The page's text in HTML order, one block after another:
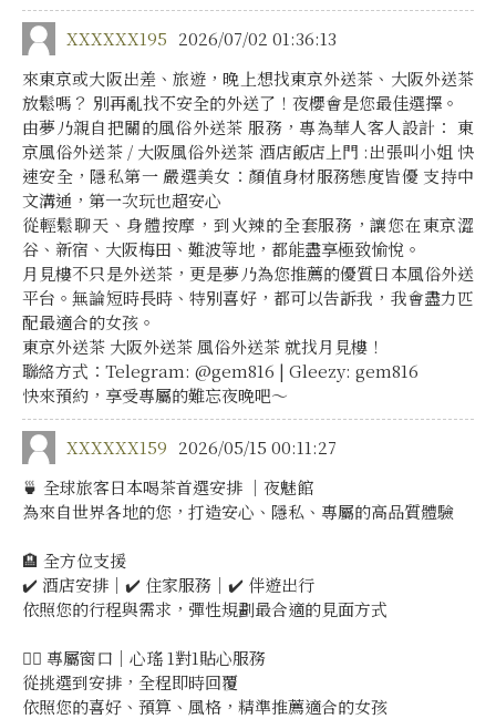
XXXXXX195 2026/07/02 01:36:13
來東京或大阪出差、旅遊，晚上想找東京外送茶、大阪外送茶
放鬆嗎？ 別再亂找不安全的外送了！夜櫻會是您最佳選擇。
由夢乃親自把關的風俗外送茶 服務，專為華人客人設計： 東
京風俗外送茶 / 大阪風俗外送茶 酒店飯店上門 :出張叫小姐 快
速安全，隱私第一 嚴選美女：顏值身材服務態度皆優 支持中
文溝通，第一次玩也超安心
從輕鬆聊天、身體按摩，到火辣的全套服務，讓您在東京澀
谷、新宿、大阪梅田、難波等地，都能盡享極致愉悅。
月見樓不只是外送茶，更是夢乃為您推薦的優質日本風俗外送
平台。無論短時長時、特別喜好，都可以告訴我，我會盡力匹
配最適合的女孩。
東京外送茶 大阪外送茶 風俗外送茶 就找月見樓！
聯絡方式：Telegram: @gem816 | Gleezy: gem816
快來預約，享受專屬的難忘夜晚吧～
XXXXXX159 2026/05/15 00:11:27
🍵 全球旅客日本喝茶首選安排 ｜夜魅館
為來自世界各地的您，打造安心、隱私、專屬的高品質體驗
🏨 全方位支援
✔️ 酒店安排｜✔️ 住家服務｜✔️ 伴遊出行
依照您的行程與需求，彈性規劃最合適的見面方式
💁‍♀️ 專屬窗口｜心瑤 1對1貼心服務
從挑選到安排，全程即時回覆
依照您的喜好、預算、風格，精準推薦適合的女孩